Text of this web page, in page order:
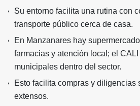
Su entorno facilita una rutina con
transporte público cerca de casa.
En Manzanares hay
farmacias y atención local; el
municipales dentro del sector.
Esto facilita compras y diligencias
extensos.